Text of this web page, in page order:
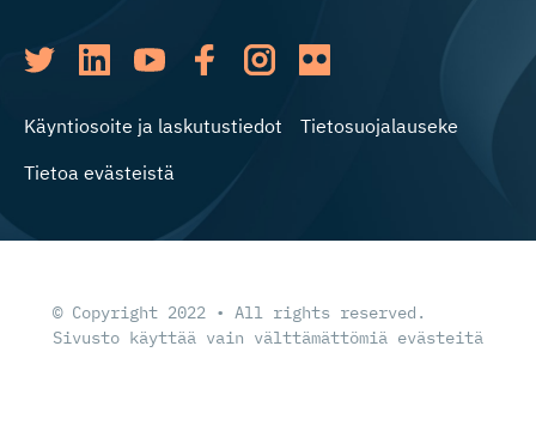
Käyntiosoite ja laskutustiedot
Tietosuojalauseke
Tietoa evästeistä
© Copyright 2022 • All rights reserved.
Sivusto käyttää vain välttämättömiä evästeitä